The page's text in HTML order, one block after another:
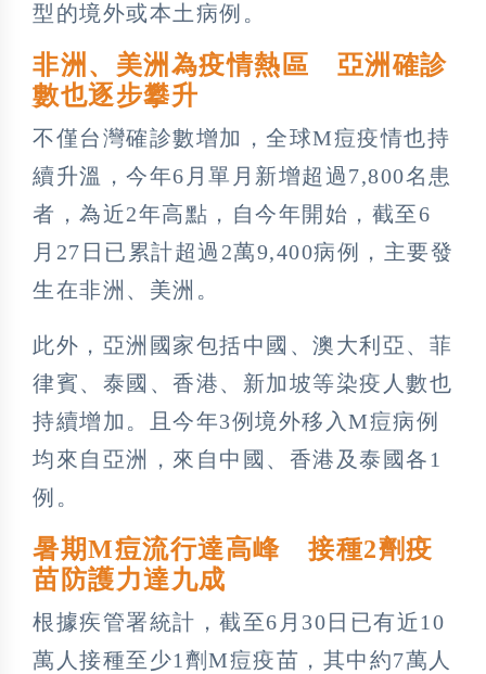
型的境外或本土病例。
非洲、美洲為疫情熱區 亞洲確診
數也逐步攀升
不僅台灣確診數增加，全球M痘疫情也持
續升溫，今年6月單月新增超過7,800名患
者，為近2年高點，自今年開始，截至6
月27日已累計超過2萬9,400病例，主要發
生在非洲、美洲。
此外，亞洲國家包括中國、澳大利亞、菲
律賓、泰國、香港、新加坡等染疫人數也
持續增加。且今年3例境外移入M痘病例
均來自亞洲，來自中國、香港及泰國各1
例。
暑期M痘流行達高峰 接種2劑疫
苗防護力達九成
根據疾管署統計，截至6月30日已有近10
萬人接種至少1劑M痘疫苗，其中約7萬人